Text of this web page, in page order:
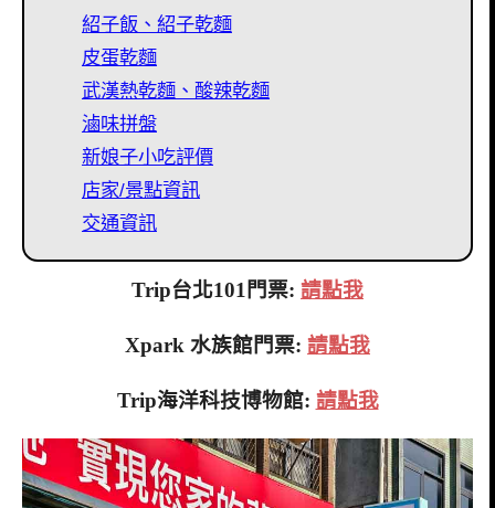
紹子飯、紹子乾麵
皮蛋乾麵
武漢熱乾麵、酸辣乾麵
滷味拼盤
新娘子小吃評價
店家/景點資訊
交通資訊
Trip台北101門票: 請點我
Xpark 水族館門票: 請點我
Trip海洋科技博物館: 請點我